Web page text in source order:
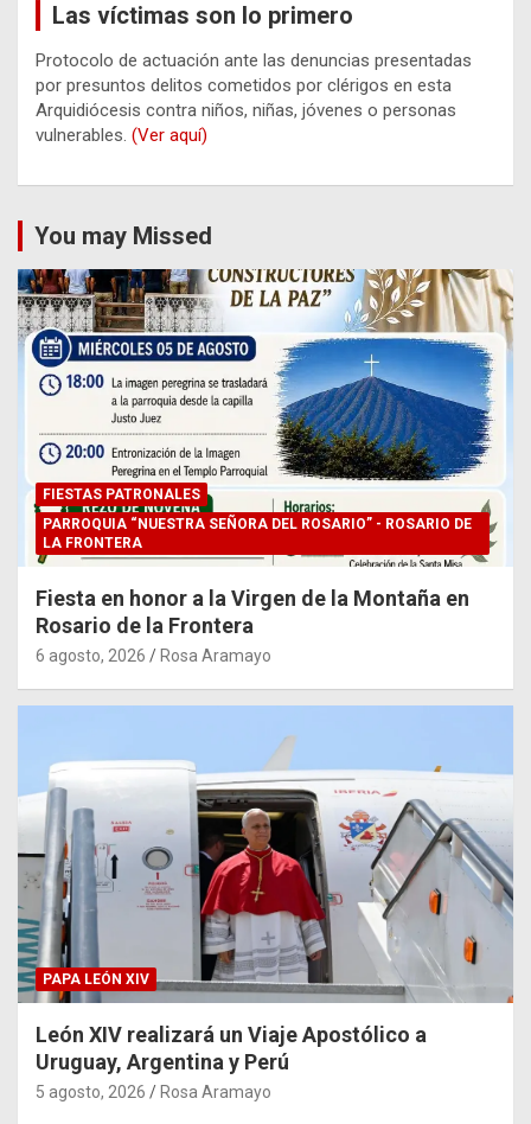
Las víctimas son lo primero
Protocolo de actuación ante las denuncias presentadas
por presuntos delitos cometidos por clérigos en esta
Arquidiócesis contra niños, niñas, jóvenes o personas
vulnerables. (Ver aquí)
You may Missed
FIESTAS PATRONALES
PARROQUIA “NUESTRA SEÑORA DEL ROSARIO” - ROSARIO DE
LA FRONTERA
Fiesta en honor a la Virgen de la Montaña en
Rosario de la Frontera
6 agosto, 2026 Rosa Aramayo
PAPA LEÓN XIV
León XIV realizará un Viaje Apostólico a
Uruguay, Argentina y Perú
5 agosto, 2026 Rosa Aramayo